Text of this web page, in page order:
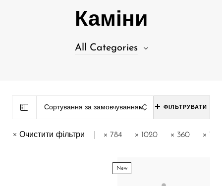
Каміни
All Categories
Біокаміни, що вбудовуються в нішу
39
Газові каміни для приміщень
Сортування за замовчуванням ФІЛЬТРУВАТИ
Очистити фільтри 784 1020 360
New